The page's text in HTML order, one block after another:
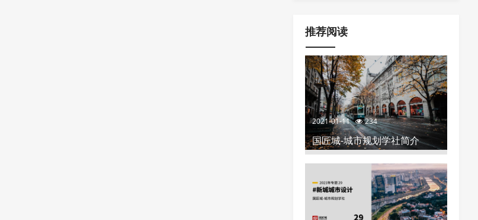
新项目负面清单
推荐阅读
2021-01-11 234
国匠城-城市规划学社简介